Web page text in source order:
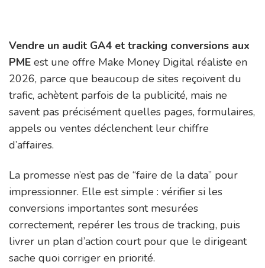
Vendre un audit GA4 et tracking conversions aux
PME est une offre Make Money Digital réaliste en
2026, parce que beaucoup de sites reçoivent du
trafic, achètent parfois de la publicité, mais ne
savent pas précisément quelles pages, formulaires,
appels ou ventes déclenchent leur chiffre
d’affaires.
La promesse n’est pas de “faire de la data” pour
impressionner. Elle est simple : vérifier si les
conversions importantes sont mesurées
correctement, repérer les trous de tracking, puis
livrer un plan d’action court pour que le dirigeant
sache quoi corriger en priorité.